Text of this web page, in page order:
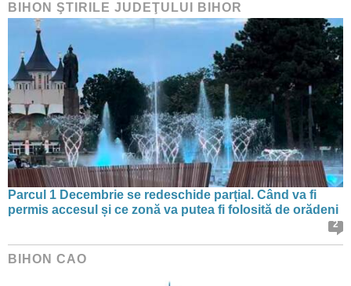
BIHON ŞTIRILE JUDEŢULUI BIHOR
Parcul 1 Decembrie se redeschide parțial. Când va fi
permis accesul și ce zonă va putea fi folosită de orădeni
2
BIHON CAO